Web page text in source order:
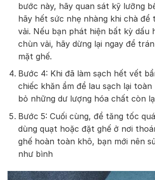
bước này, hãy quan sát kỹ lưỡng
hãy hết sức nhẹ nhàng khi chà để
vải. Nếu bạn phát hiện bất kỳ dấu
chùn vải, hãy dừng lại ngay để
mặt ghế.
Bước 4: Khi đã làm sạch hết vết
chiếc khăn ẩm để lau sạch lại toàn
bỏ những dư lượng hóa chất còn
Bước 5: Cuối cùng, để tăng tốc
dùng quạt hoặc đặt ghế ở nơi
ghế hoàn toàn khô, bạn mới nên
như bình